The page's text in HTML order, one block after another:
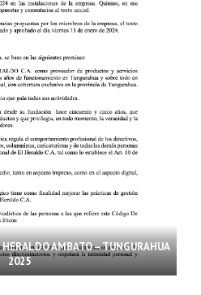
AMBATO – TUNGURAHUA
2025